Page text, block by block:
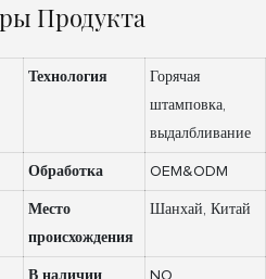
Продукта
Технология
Горячая
штамповка,
выдалбливание
Обработка OEM&ODM
Место
происхождения
Шанхай, Китай